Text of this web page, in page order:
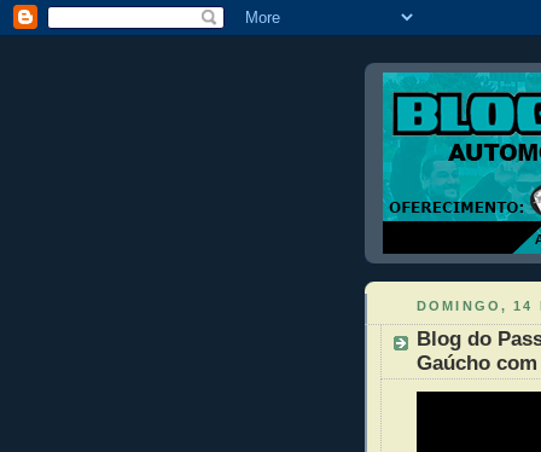
DOMINGO, 14
Blog do
Gaúcho